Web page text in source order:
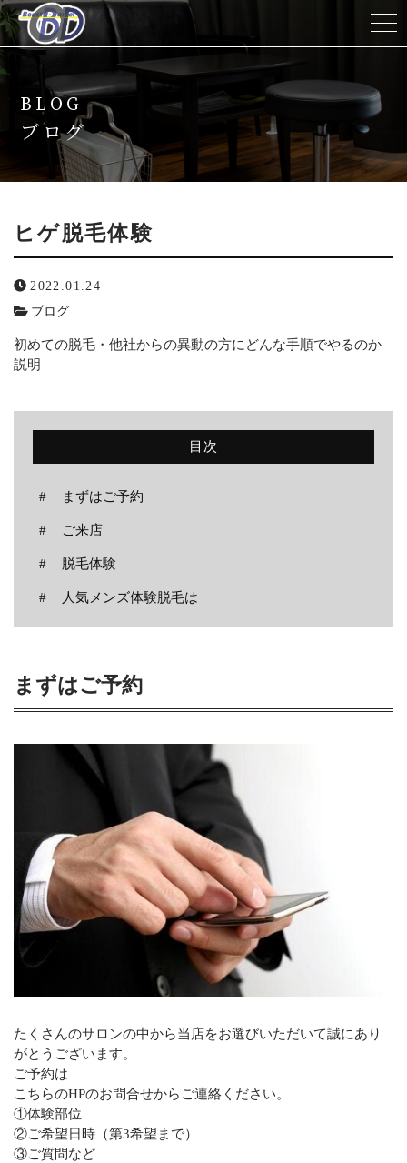
ホーム
当サロンについて
メニュー
キャンペーン
スタッフ紹介
よくある質問
お問い合わせ
CONTACT
お問い合わせフォーム
0538-39-3009
受付時間 10:30～19:00（日曜定休）
BLOG
ブログ
ヒゲ脱毛体験
2022.01.24
ブログ
初めての脱毛・他社からの異動の方にどんな手順でやるのか
説明
目次
まずはご予約
ご来店
脱毛体験
人気メンズ体験脱毛は
まずはご予約
たくさんのサロンの中から当店をお選びいただいて誠にあり
がとうございます。
ご予約は
こちらのHPのお問合せからご連絡ください。
①体験部位
②ご希望日時（第3希望まで）
③ご質問など